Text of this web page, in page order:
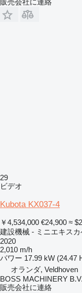
29
ビデオ
Kubota KX037-4
￥4,534,000 €24,900 ≈
建設機械 - ミニエキスカ
2020
2,010 m/h
パワー 17.99 kW (24.47
オランダ, Veldhoven
BOSS MACHINERY B.V.
販売会社に連絡